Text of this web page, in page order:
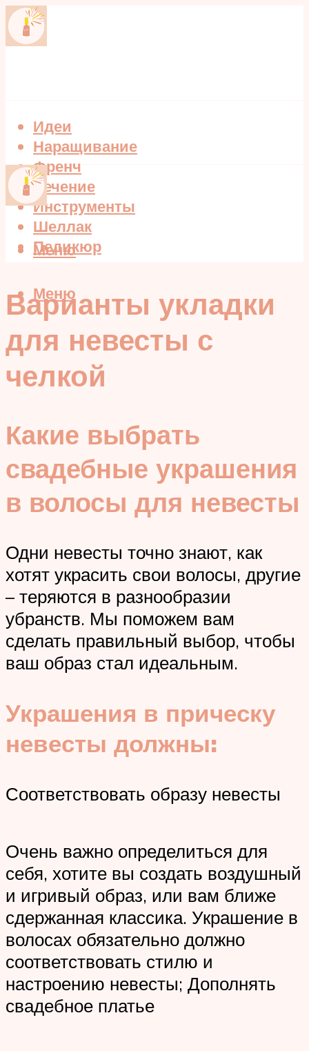
Идеи
Наращивание
Френч
Лечение
Инструменты
Шеллак
Педикюр
Меню
Меню
Варианты укладки
для невесты с
челкой
Какие выбрать
свадебные украшения
в волосы для невесты
Одни невесты точно знают, как
хотят украсить свои волосы, другие
– теряются в разнообразии
убранств. Мы поможем вам
сделать правильный выбор, чтобы
ваш образ стал идеальным.
Украшения в прическу
невесты должны:
Соответствовать образу невесты
Очень важно определиться для
себя, хотите вы создать воздушный
и игривый образ, или вам ближе
сдержанная классика. Украшение в
волосах обязательно должно
соответствовать стилю и
настроению невесты; Дополнять
свадебное платье